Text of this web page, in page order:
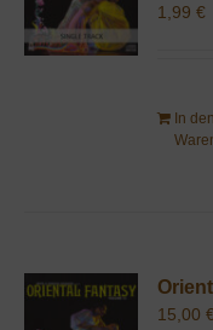
1,99€
In den
15,00€